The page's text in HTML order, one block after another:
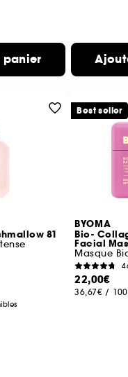
panier
81
BYOMA
Bio-
Facial
22,00€
36,67€ /
Best seller